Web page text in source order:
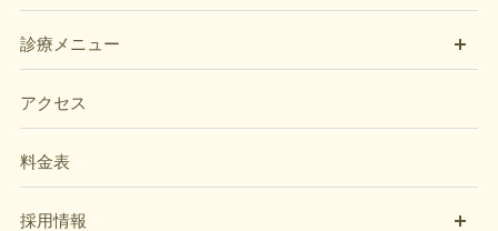
診療メニュー
アクセス
料金表
採用情報